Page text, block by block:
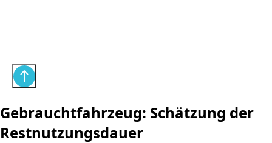
Gebrauchtfahrzeug: Schätzung der
Restnutzungsdauer